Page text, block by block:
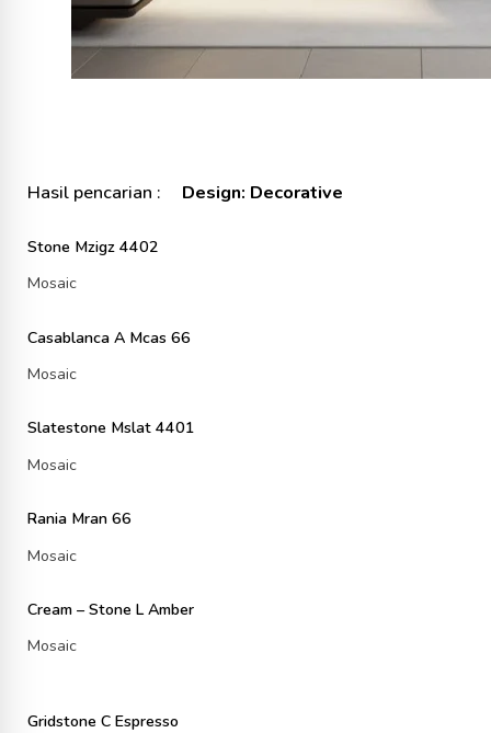
Hasil pencarian : Design: Decorative
Stone Mzigz 4402
Mosaic
Casablanca A Mcas 66
Mosaic
Slatestone Mslat 4401
Mosaic
Rania Mran 66
Mosaic
Cream – Stone L Amber
Mosaic
Gridstone C Espresso